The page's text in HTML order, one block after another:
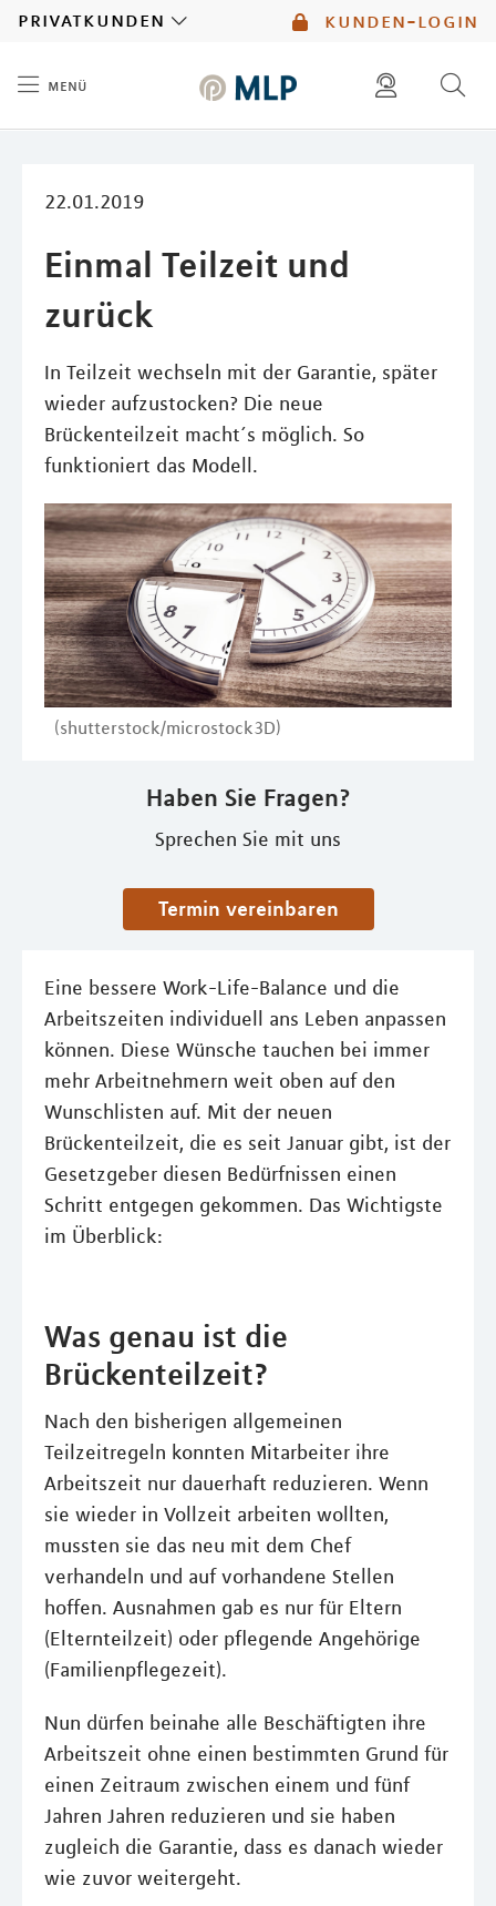
kunden-login
privatkunden
menü
22.01.2019
Einmal Teilzeit und
zurück
In Teilzeit wechseln mit der Garantie, später
wieder aufzustocken? Die neue
Brückenteilzeit macht´s möglich. So
funktioniert das Modell.
(shutterstock/microstock3D)
Haben Sie Fragen?
Sprechen Sie mit uns
Termin vereinbaren
Eine bessere Work-Life-Balance und die
Arbeitszeiten individuell ans Leben anpassen
können. Diese Wünsche tauchen bei immer
mehr Arbeitnehmern weit oben auf den
Wunschlisten auf. Mit der neuen
Brückenteilzeit, die es seit Januar gibt, ist der
Gesetzgeber diesen Bedürfnissen einen
Schritt entgegen gekommen. Das Wichtigste
im Überblick:
Was genau ist die
Brückenteilzeit?
Nach den bisherigen allgemeinen
Teilzeitregeln konnten Mitarbeiter ihre
Arbeitszeit nur dauerhaft reduzieren. Wenn
sie wieder in Vollzeit arbeiten wollten,
mussten sie das neu mit dem Chef
verhandeln und auf vorhandene Stellen
hoffen. Ausnahmen gab es nur für Eltern
(Elternteilzeit) oder pflegende Angehörige
(Familienpflegezeit).
Nun dürfen beinahe alle Beschäftigten ihre
Arbeitszeit ohne einen bestimmten Grund für
einen Zeitraum zwischen einem und fünf
Jahren Jahren reduzieren und sie haben
zugleich die Garantie, dass es danach wieder
wie zuvor weitergeht.